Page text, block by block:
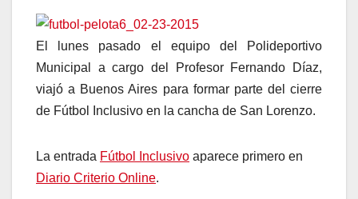
El lunes pasado el equipo del Polideportivo
Municipal a cargo del Profesor Fernando Díaz,
viajó a Buenos Aires para formar parte del cierre
de Fútbol Inclusivo en la cancha de San Lorenzo.
La entrada Fútbol Inclusivo aparece primero en
Diario Criterio Online.